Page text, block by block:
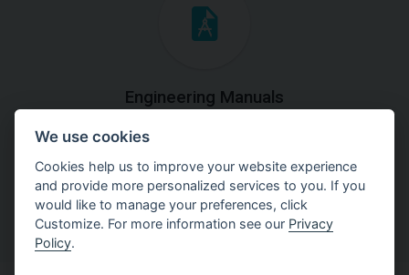
Engineering Manuals
Step by steps guides on how
to solve a specific tasks.
We use cookies
Cookies help us to improve your website experience
and provide more personalized services to you. If you
would like to manage your preferences, click
Customize. For more information see our Privacy
Policy.